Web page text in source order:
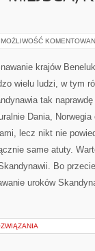
MOŻLIWOŚĆ
krajów
wielu ludzi, w tym
tak
Dania,
lecz nikt nie
same atuty.
Bo
uroków